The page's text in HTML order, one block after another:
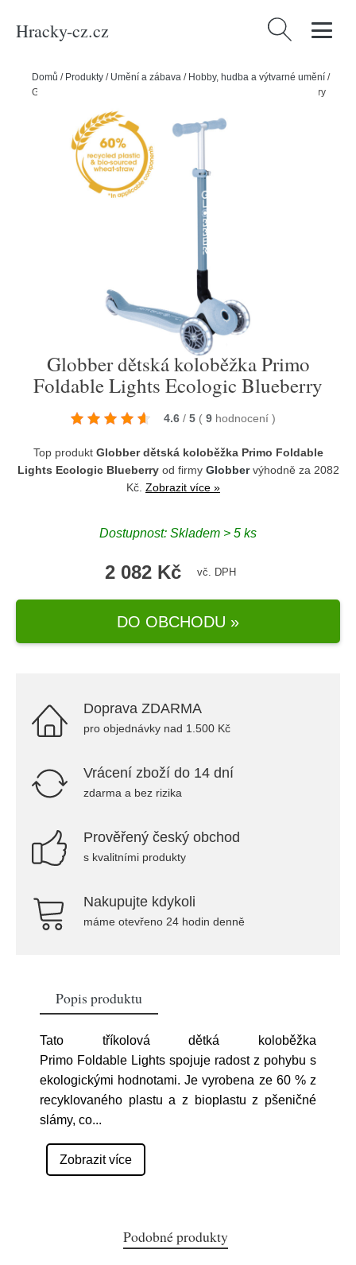
Hracky-cz.cz Vyhledávání
Domů / Produkty / Umění a zábava / Hobby, hudba a výtvarné umění /
Globber dětská koloběžka Primo Foldable Lights Ecologic Blueberry
Globber dětská koloběžka Primo
Foldable Lights Ecologic Blueberry
4.6 / 5 ( 9 hodnocení )
Top produkt Globber dětská koloběžka Primo Foldable
Lights Ecologic Blueberryod firmy Globbervýhodně za 2082
Kč. Zobrazit více »
Dostupnost: Skladem > 5 ks
2 082 Kč vč. DPH
DO OBCHODU »
Doprava ZDARMA
pro objednávky nad 1.500 Kč
Vrácení zboží do 14 dní
zdarma a bez rizika
Prověřený český obchod
s kvalitními produkty
Nakupujte kdykoli
máme otevřeno 24 hodin denně
Popis produktu
Tato tříkolová dětká koloběžka
Primo Foldable Lights spojuje radost z pohybu s
ekologickými hodnotami. Je vyrobena ze 60 % z
recyklovaného plastu a z bioplastu z pšeničné
slámy, co...
Zobrazit více
Podobné produkty